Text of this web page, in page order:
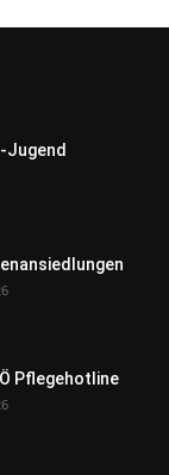
Jugend
Pflegehotline